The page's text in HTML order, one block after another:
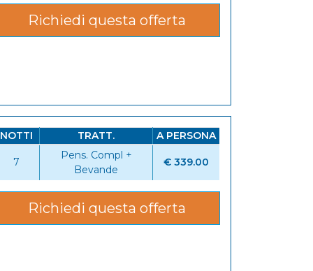
Richiedi questa offerta
NOTTI TRATT. A PERSONA
7
Pens. Compl +
Bevande
€ 339.00
Richiedi questa offerta